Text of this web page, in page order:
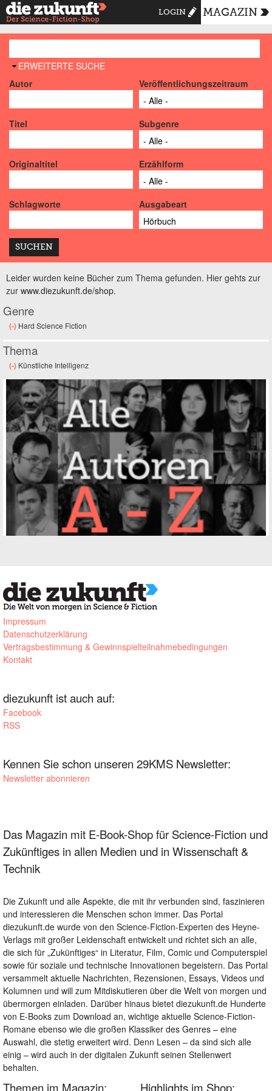
LOGIN MAGAZIN
AUSBLENDEN
ERWEITERTE SUCHE
Autor
Veröffentlichungszeitraum
Titel Subgenre
Originaltitel Erzählform
Schlagworte Ausgabeart
Leider wurden keine Bücher zum Thema gefunden. Hier gehts zur
zur www.diezukunft.de/shop.
Genre
(-) Remove Hard Science Fiction filter
Hard Science Fiction
Thema
(-) Remove Künstliche Intelligenz filter
Künstliche Intelligenz
Impressum
Datenschutzerklärung
Vertragsbestimmung & Gewinnspielteilnahmebedingungen
Kontakt
diezukunft ist auch auf:
Facebook
RSS
Kennen Sie schon unseren 29KMS Newsletter:
Newsletter abonnieren
Das Magazin mit E-Book-Shop für Science-Fiction und
Zukünftiges in allen Medien und in Wissenschaft &
Technik
Die Zukunft und alle Aspekte, die mit ihr verbunden sind, faszinieren
und interessieren die Menschen schon immer. Das Portal
diezukunft.de wurde von den Science-Fiction-Experten des Heyne-
Verlags mit großer Leidenschaft entwickelt und richtet sich an alle,
die sich für „Zukünftiges“ in Literatur, Film, Comic und Computerspiel
sowie für soziale und technische Innovationen begeistern. Das Portal
versammelt aktuelle Nachrichten, Rezensionen, Essays, Videos und
Kolumnen und will zum Mitdiskutieren über die Welt von morgen und
übermorgen einladen. Darüber hinaus bietet diezukunft.de Hunderte
von E-Books zum Download an, wichtige aktuelle Science-Fiction-
Romane ebenso wie die großen Klassiker des Genres – eine
Auswahl, die stetig erweitert wird. Denn Lesen – da sind sich alle
einig – wird auch in der digitalen Zukunft seinen Stellenwert
behalten.
Themen im Magazin: Highlights im Shop: